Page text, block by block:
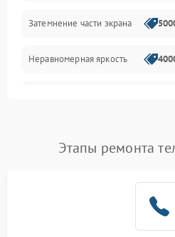
Механические повреждения
Программное обеспечение
Сеть и подключения
Затемнение части экрана
Неравномерная яркость
Этапы ремонта